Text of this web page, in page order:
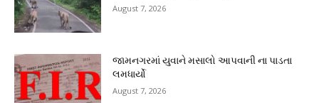
August 7, 2026
જામનગરમાં યુવાને મસાલો આપવાની ના પાડતા
લમધાર્યો
August 7, 2026